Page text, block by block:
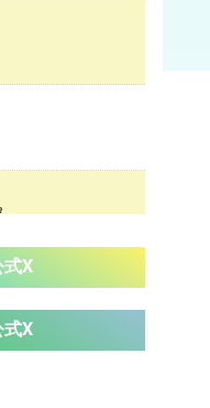
食神～』 安倍健
」小戸森穂花が
す！
OF
谷知恵がナレーショ
X
X